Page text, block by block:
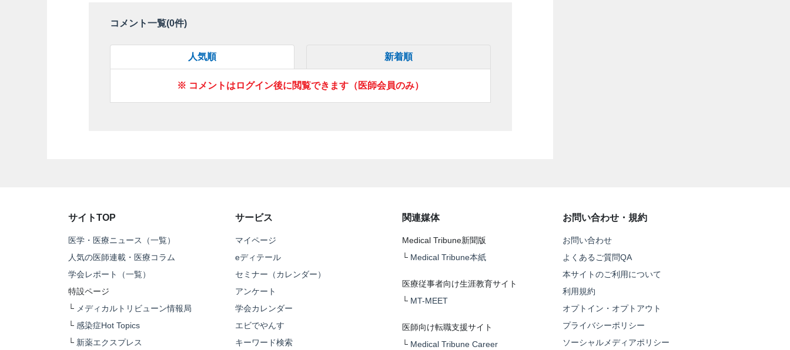
コメント一覧(0件)
人気順 新着順
※ コメントはログイン後に閲覧できます（医師会員のみ）
サイトTOP
医学・医療ニュース（一覧）
人気の医師連載・医療コラム
学会レポート（一覧）
特設ページ
└ メディカルトリビューン情報局
└ 感染症Hot Topics
└ 新薬エクスプレス
サービス
マイページ
eディテール
セミナー（カレンダー）
アンケート
学会カレンダー
エビでやんす
キーワード検索
関連媒体
Medical Tribune新聞版
└ Medical Tribune本紙
医療従事者向け生涯教育サイト
└ MT-MEET
医師向け転職支援サイト
└ Medical Tribune Career
お問い合わせ・規約
お問い合わせ
よくあるご質問QA
本サイトのご利用について
利用規約
オプトイン・オプトアウト
プライバシーポリシー
ソーシャルメディアポリシー